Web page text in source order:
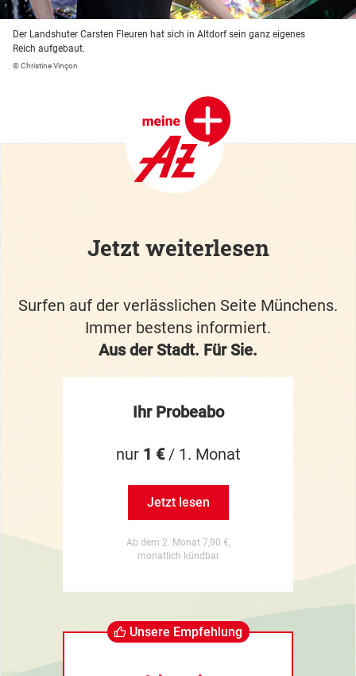
Der Landshuter Carsten Fleuren hat sich in Altdorf sein ganz eigenes
Reich aufgebaut.
© Christine Vinçon
Jetzt weiterlesen
Surfen auf der verlässlichen Seite Münchens.
Immer bestens informiert.
Aus der Stadt. Für Sie.
Ihr Probeabo
nur 1 €/ 1. Monat
Jetzt lesen
Ab dem 2. Monat 7,90 €,
monatlich kündbar
Unsere Empfehlung